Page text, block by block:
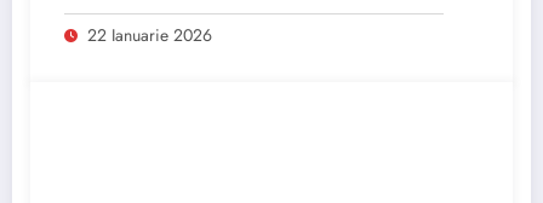
22 Ianuarie 2026